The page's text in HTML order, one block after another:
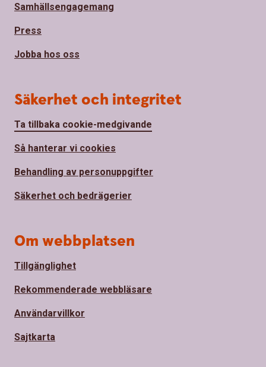
Samhällsengagemang
Press
Jobba hos oss
Säkerhet och integritet
Ta tillbaka cookie-medgivande
Så hanterar vi cookies
Behandling av personuppgifter
Säkerhet och bedrägerier
Om webbplatsen
Tillgänglighet
Rekommenderade webbläsare
Användarvillkor
Sajtkarta